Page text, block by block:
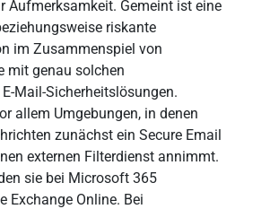
Aufmerksamkeit. Gemeint ist eine
riskante
im Zusammenspiel von
mit genau solchen
Mail-Sicherheitslösungen.
allem Umgebungen, in denen
zunächst ein Secure Email
externen Filterdienst annimmt.
sie bei Microsoft 365
Exchange Online. Bei